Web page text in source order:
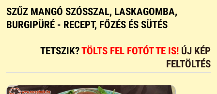
SZŰZ MANGÓ SZÓSSZAL, LASKAGOMBA,
BURGIPÜRÉ - RECEPT, FŐZÉS ÉS SÜTÉS
TETSZIK?TÖLTS FEL FOTÓT TE IS! ÚJ KÉP
FELTÖLTÉS